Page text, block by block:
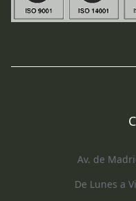
Av. de
De Lunes a